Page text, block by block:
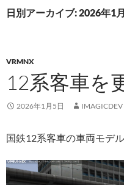
ッ
日別アーカイブ: 2026年1
VRMNX
12系客車を
2026年1月5日 IMAGICDEV
国鉄12系客車の車両モデ